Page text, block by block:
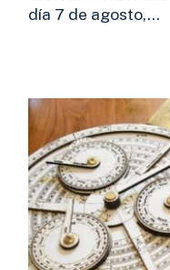
día 7 de agosto,…